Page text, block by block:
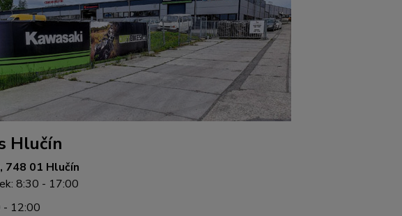
Hlučín
748 01 Hlučín
8:30 - 17:00
- 12:00